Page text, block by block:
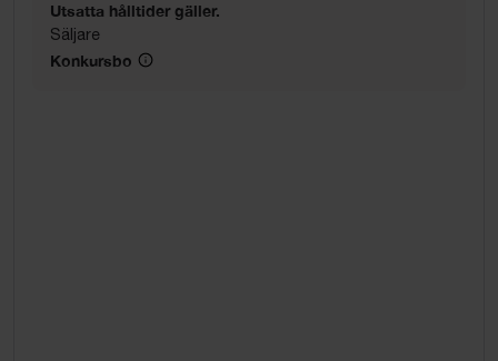
Utsatta hålltider gäller.
Säljare
Konkursbo